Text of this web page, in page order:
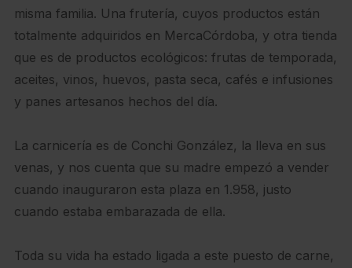
misma familia. Una frutería, cuyos productos están
totalmente adquiridos en MercaCórdoba, y otra tienda
que es de productos ecológicos: frutas de temporada,
aceites, vinos, huevos, pasta seca, cafés e infusiones
y panes artesanos hechos del día.
La carnicería es de Conchi González, la lleva en sus
venas, y nos cuenta que su madre empezó a vender
cuando inauguraron esta plaza en 1.958, justo
cuando estaba embarazada de ella.
Toda su vida ha estado ligada a este puesto de carne,